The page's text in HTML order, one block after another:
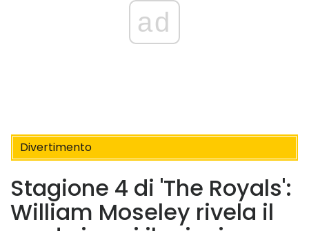
ad
Divertimento
Stagione 4 di 'The Royals':
William Moseley rivela il